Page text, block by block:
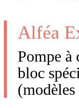
Alféa
Pompe à
bloc